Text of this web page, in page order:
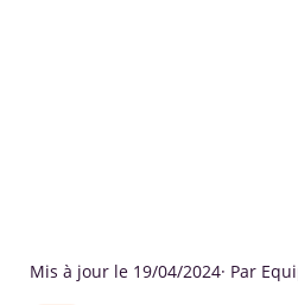
Mis à jour le 19/04/2024· Par